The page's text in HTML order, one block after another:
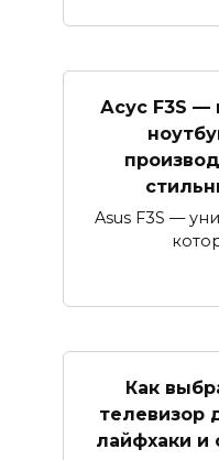
Асус F3S —
Asus F3S —
Как
телевизор
лайфхаки и